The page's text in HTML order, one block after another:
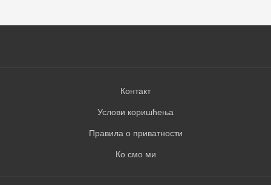
Контакт
Услови коришћења
Правила о приватности
Ко смо ми